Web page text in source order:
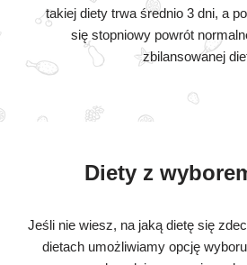
takiej diety trwa średnio 3 dni, a
się stopniowy powrót
zbilansowanej
Diety z
Jeśli nie wiesz, na jaką dietę się
dietach umożliwiamy opcję